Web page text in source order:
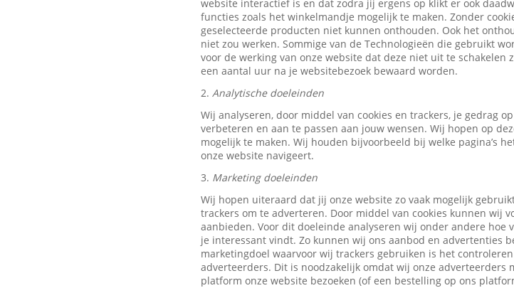
website interactief is en dat zodra jij ergens op klikt er ook
functies zoals het winkelmandje mogelijk te maken. Zonder
geselecteerde producten niet kunnen onthouden. Ook het
niet zou werken. Sommige van de Technologieën die gebruikt
voor de werking van onze website dat deze niet uit te schakelen
een aantal uur na je websitebezoek bewaard worden.
2. Analytische doeleinden
Wij analyseren, door middel van cookies en trackers, je gedrag
verbeteren en aan te passen aan jouw wensen. Wij hopen op
mogelijk te maken. Wij houden bijvoorbeeld bij welke pagina’s
onze website navigeert.
3. Marketing doeleinden
Wij hopen uiteraard dat jij onze website zo vaak mogelijk
trackers om te adverteren. Door middel van cookies kunnen wij
aanbieden. Voor dit doeleinde analyseren wij onder andere hoe
je interessant vindt. Zo kunnen wij ons aanbod en advertenties
marketingdoel waarvoor wij trackers gebruiken is het
adverteerders. Dit is noodzakelijk omdat wij onze adverteerders
platform onze website bezoeken (of een bestelling op ons